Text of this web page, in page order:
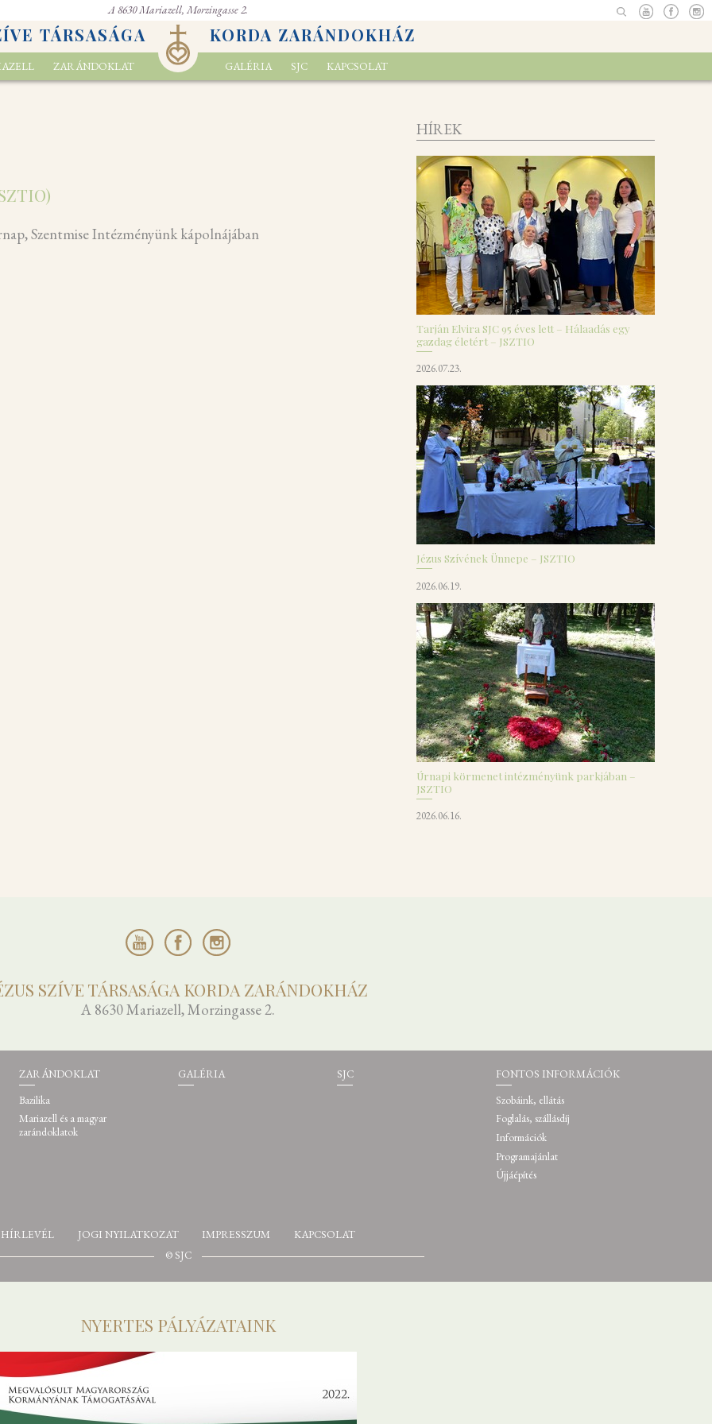
A 8630 Mariazell, Morzingasse 2.
TÁRSASÁGA KORDA ZARÁNDOKHÁZ
ZARÁNDOKLAT GALÉRIA SJC KAPCSOLAT
Szentmise Intézményünk kápolnájában
HÍREK
Tarján Elvira SJC 95 éves lett – Hálaadás egy
gazdag életért – JSZTIO
2026.07.23.
Jézus Szívének Ünnepe – JSZTIO
2026.06.19.
Úrnapi körmenet intézményünk parkjában –
JSZTIO
2026.06.16.
SZÍVE TÁRSASÁGA KORDA ZARÁNDOKHÁZ
A 8630 Mariazell, Morzingasse 2.
ZARÁNDOKLAT
Bazilika
Mariazell és a magyar
zarándoklatok
GALÉRIA SJC
FONTOS INFORMÁCIÓK
Szobáink, ellátás
Foglalás, szállásdíj
Információk
Programajánlat
Újjáépítés
HÍRLEVÉL JOGI NYILATKOZAT IMPRESSZUM
KAPCSOLAT
© SJC
NYERTES PÁLYÁZATAINK